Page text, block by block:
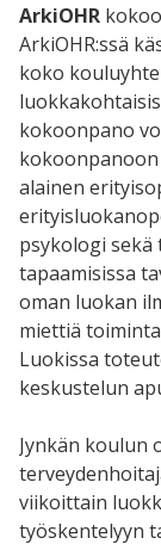
ArkiOHR
ArkiOHR:ssä
koko
kokoonpano
alainen
psykologi sekä
tapaamisissa
oman luokan
miettiä
Luokissa
keskustelun
Jynkän koulun
viikoittain
työskentelyyn